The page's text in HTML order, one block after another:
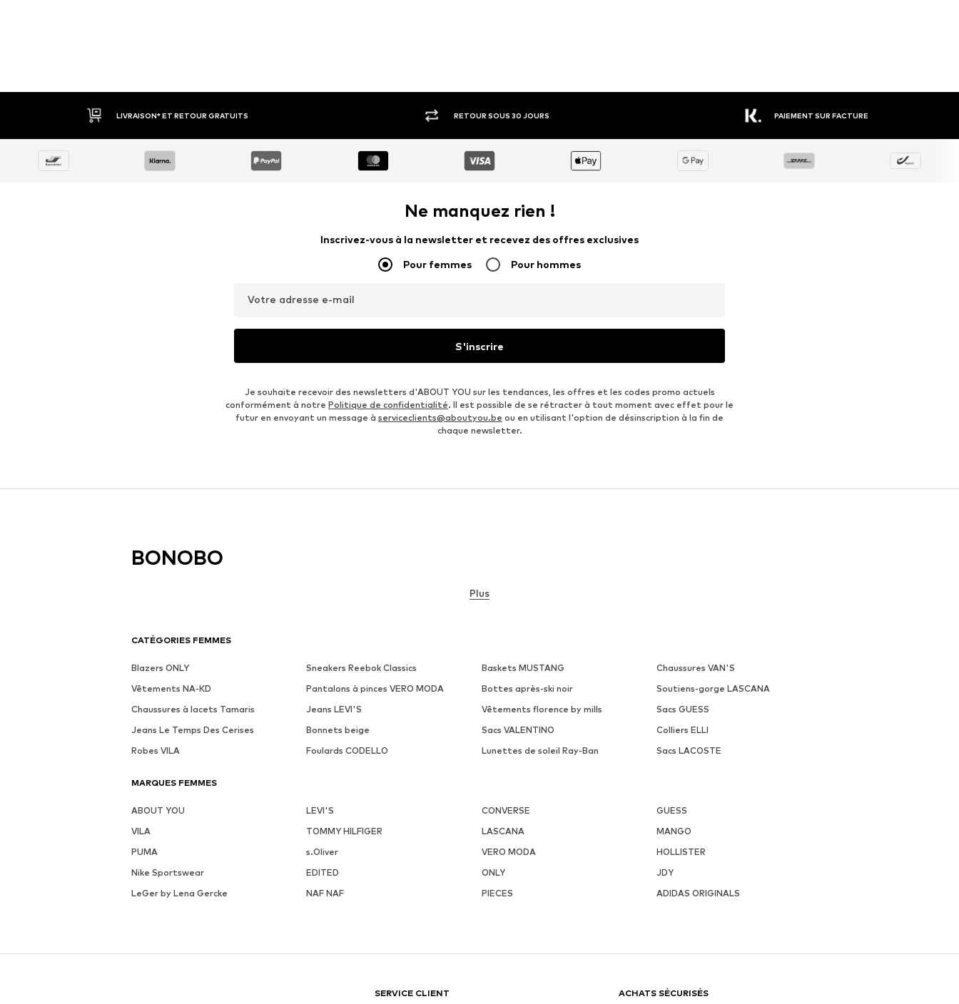
LIVRAISON* ET RETOUR GRATUITS RETOUR SOUS 30 JOURS PAIEMENT SUR FACTURE
Ne manquez rien !
Inscrivez-vous à la newsletter et recevez des offres exclusives
Pour femmes Pour hommes
Votre adresse e-mail
S'inscrire
Je souhaite recevoir des newsletters d'ABOUT YOU sur les tendances, les offres et les codes promo actuels
conformément à notre Politique de confidentialité. Il est possible de se rétracter à tout moment avec effet pour le
futur en envoyant un message à serviceclients@aboutyou.be ou en utilisant l'option de désinscription à la fin de
chaque newsletter.
CATÉGORIES FEMMES
Blazers ONLY Sneakers Reebok Classics Baskets MUSTANG
Chaussures VAN'S
Vêtements NA-KD
Pantalons à pinces VERO MODA Bottes après-ski noir
Soutiens-gorge LASCANA
Chaussures à lacets Tamaris
Jeans LEVI'S Vêtements florence by mills
Sacs GUESS
Jeans Le Temps Des Cerises
Bonnets beige Sacs VALENTINO
Colliers ELLI
Robes VILA
Foulards CODELLO Lunettes de soleil Ray-Ban Sacs LACOSTE
MARQUES FEMMES
ABOUT YOU LEVI'S CONVERSE
GUESS
VILA
TOMMY HILFIGER LASCANA
MANGO
PUMA
s.Oliver VERO MODA
HOLLISTER
Nike Sportswear
EDITED ONLY
JDY
LeGer by Lena Gercke
NAF NAF PIECES ADIDAS ORIGINALS
SERVICE CLIENT ACHATS SÉCURISÉS
BONOBO
Plus